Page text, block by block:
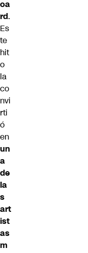
oa
rd.
Es
te
hit
o
la
co
nvi
rti
ó
en
un
a
de
la
s
art
ist
as
m